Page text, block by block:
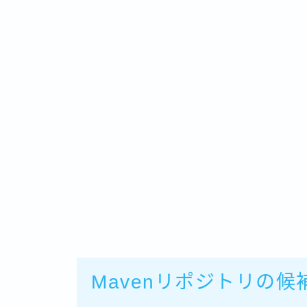
Mavenリポジトリの候